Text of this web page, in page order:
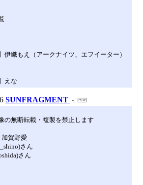
伊織もえ（アークナイツ、エフイーター）
えな
SUNFRAGMENT
の無断転載・複製を禁止します
加賀野愛
さん
さん